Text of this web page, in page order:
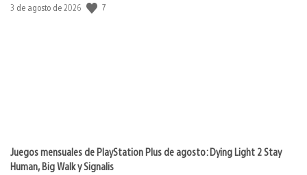
Fecha
3 de agosto de 2026 7
Juegos mensuales de PlayStation Plus de agosto: Dying Light 2 Stay
Human, Big Walk y Signalis